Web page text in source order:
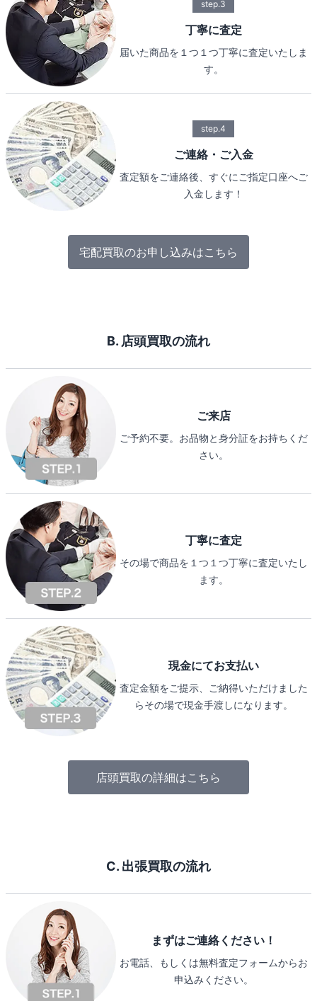
step.3
丁寧に査定
届いた商品を１つ１つ丁寧に査定いたしま
す。
step.4
ご連絡・ご入金
査定額をご連絡後、すぐにご指定口座へご
入金します！
宅配買取のお申し込みはこちら
B. 店頭買取の流れ
ご来店
ご予約不要。お品物と身分証をお持ちくだ
さい。
丁寧に査定
その場で商品を１つ１つ丁寧に査定いたし
ます。
現金にてお支払い
査定金額をご提示、ご納得いただけました
らその場で現金手渡しになります。
店頭買取の詳細はこちら
C. 出張買取の流れ
まずはご連絡ください！
お電話、もしくは無料査定フォームからお
申込みください。